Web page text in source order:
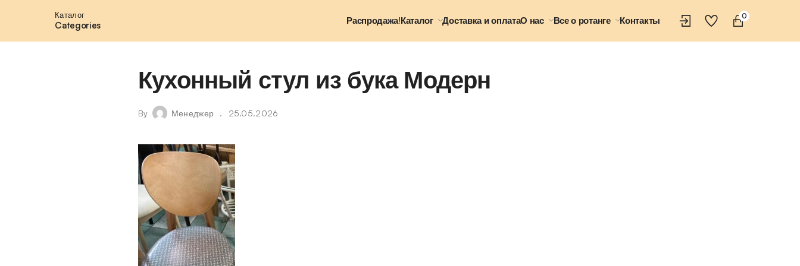
Каталог
Categories Распродажа!Каталог Доставка и оплатаО нас Все о ротанге Контакты 0
Кухонный стул из бука Модерн
By Менеджер 25.05.2026